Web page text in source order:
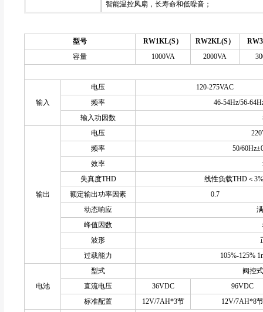
智能温控风扇，长寿命和低噪音；
型号 RW1KL(S） RW2KL(S）
容量
1000VA 2000VA
输入
电压
120-275VAC
频率
46-54Hz/56-
输入功因数
输出
电压
频率
50/
效率
失真度THD
线性负载THD＜
额定输出功率因素
0.7
动态响应
峰值因数
波形
过载能力
105%-125%
电池
型式
阀控
直流电压
36VDC
96VDC
标准配置
12V/7AH*3节 12V/7AH*8节